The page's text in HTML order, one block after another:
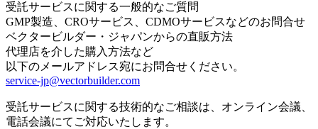
受託サービスに関する一般的なご質問
GMP製造、CROサービス、CDMOサービスなどのお問合せ
ベクタービルダー・ジャパンからの直販方法
代理店を介した購入方法など
以下のメールアドレス宛にお問合せください。
service-jp@vectorbuilder.com
受託サービスに関する技術的なご相談は、オンライン会議、
電話会議にてご対応いたします。